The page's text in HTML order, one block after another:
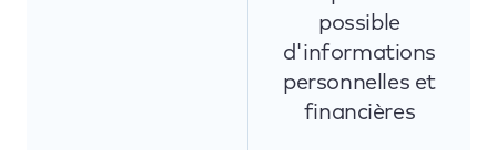
possible
d'informations
personnelles et
financières